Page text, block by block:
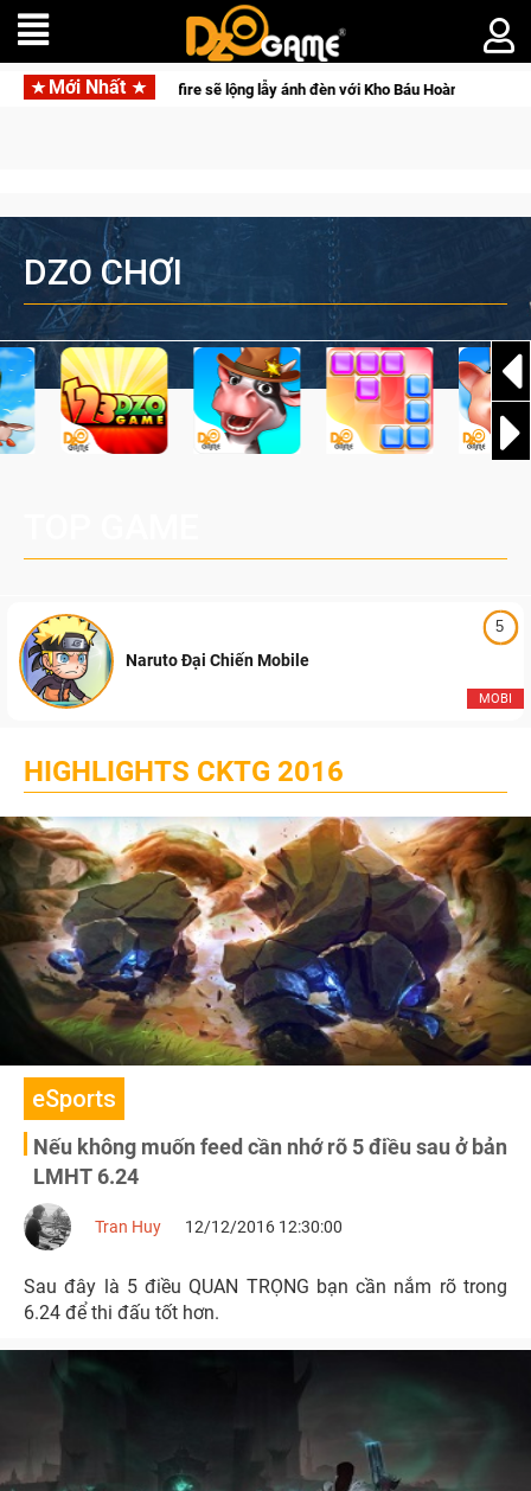
Mới Nhất
ánh đèn với Kho Báu Hoàng Gia Sapphire Neon Punk
DZO CHƠI
5
MOBI
Naruto Đại Chiến Mobile
HIGHLIGHTS CKTG 2016
eSports
Nếu không muốn feed cần nhớ rõ 5 điều sau ở bản
LMHT 6.24
Tran Huy 12/12/2016 12:30:00
Sau đây là 5 điều QUAN TRỌNG bạn cần nắm rõ trong
6.24 để thi đấu tốt hơn.